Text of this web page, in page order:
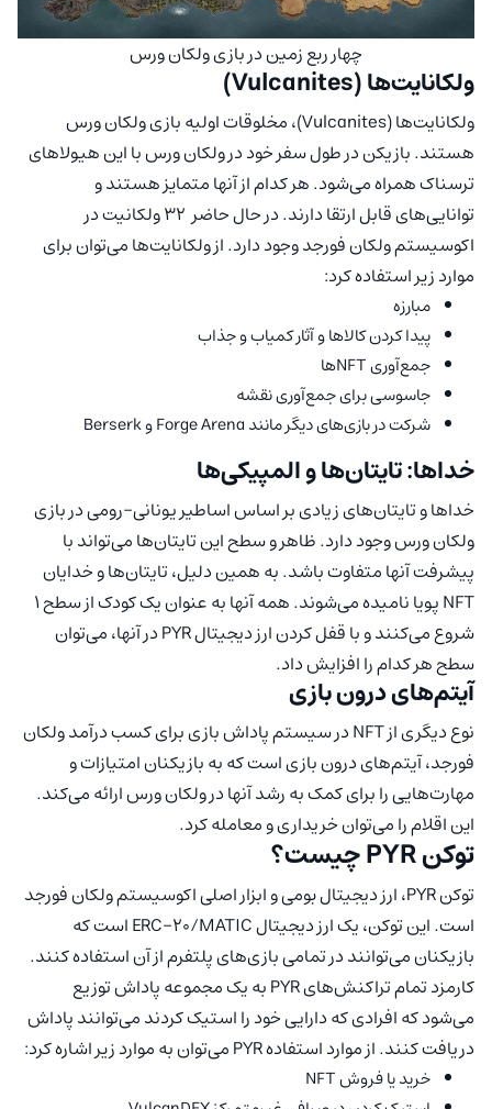
چهار ربع زمین در بازی ولکان ورس
ولکانایت‌ها (Vulcanites)
ولکانایت‌ها (Vulcanites)، مخلوقات اولیه بازی ولکان ورس
هستند. بازیکن در طول سفر خود در ولکان ورس با این هیولاهای
ترسناک همراه می‌شود. هر کدام از آنها متمایز هستند و
توانایی‌های قابل ارتقا دارند. در حال حاضر 32 ولکانیت در
اکوسیستم ولکان فورجد وجود دارد. از ولکانایت‌ها می‌توان برای
موارد زیر استفاده کرد:
مبارزه
پیدا کردن کالاها و آثار کمیاب و جذاب
جمع‌آوری NFTها
جاسوسی برای جمع‌آوری نقشه
شرکت در بازی‌های دیگر مانند Forge Arena و Berserk
خداها: تایتان‌ها و المپیکی‌ها
خداها و تایتان‌های زیادی بر اساس اساطیر یونانی-رومی در بازی
ولکان ورس وجود دارد. ظاهر و سطح این تایتان‌ها می‌تواند با
پیشرفت آنها متفاوت باشد. به همین دلیل، تایتان‌ها و خدایان
NFT پویا نامیده می‌شوند. همه آنها به عنوان یک کودک از سطح 1
شروع می‌کنند و با قفل کردن ارز دیجیتال PYR در آنها، می‌توان
سطح هر کدام را افزایش داد.
آیتم‌های درون بازی
نوع دیگری از NFT در سیستم پاداش بازی برای کسب درآمد ولکان
فورجد، آیتم‌های درون بازی است که به بازیکنان امتیازات و
مهارت‌هایی را برای کمک به رشد آنها در ولکان ورس ارائه می‌کند.
این اقلام را می‌توان خریداری و معامله کرد.
توکن PYR چیست؟
توکن PYR، ارز دیجیتال بومی و ابزار اصلی اکوسیستم ولکان فورجد
است. این توکن، یک ارز دیجیتال ERC-20/MATIC است که
بازیکنان می‌توانند در تمامی بازی‌های پلتفرم از آن استفاده کنند.
کارمزد تمام تراکنش‌های PYR به یک مجموعه پاداش توزیع
می‌شود که افرادی که دارایی خود را استیک کردند می‌توانند پاداش
دریافت کنند. از موارد استفاده PYR می‌توان به موارد زیر اشاره کرد:
خرید یا فروش NFT